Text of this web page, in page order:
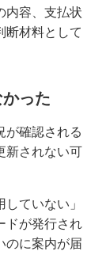
内容、支払状
断材料として
った
が確認される
新されない可
ていない」
ドが発行され
のに案内が届